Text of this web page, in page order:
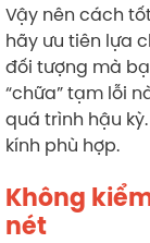
Vậy nên cách
hãy ưu tiên lựa
đối tượng mà
“chữa” tạm lỗi
quá trình hậu
kính phù hợp.
Không
nét